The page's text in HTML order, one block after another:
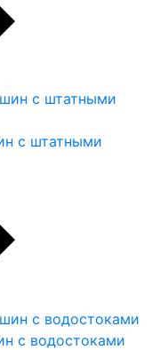
с штатными
с водостоками